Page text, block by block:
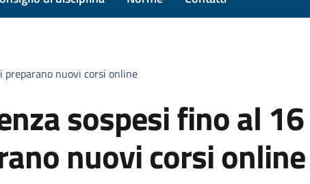
preparano nuovi corsi online
sospesi fino al 16
nuovi corsi online